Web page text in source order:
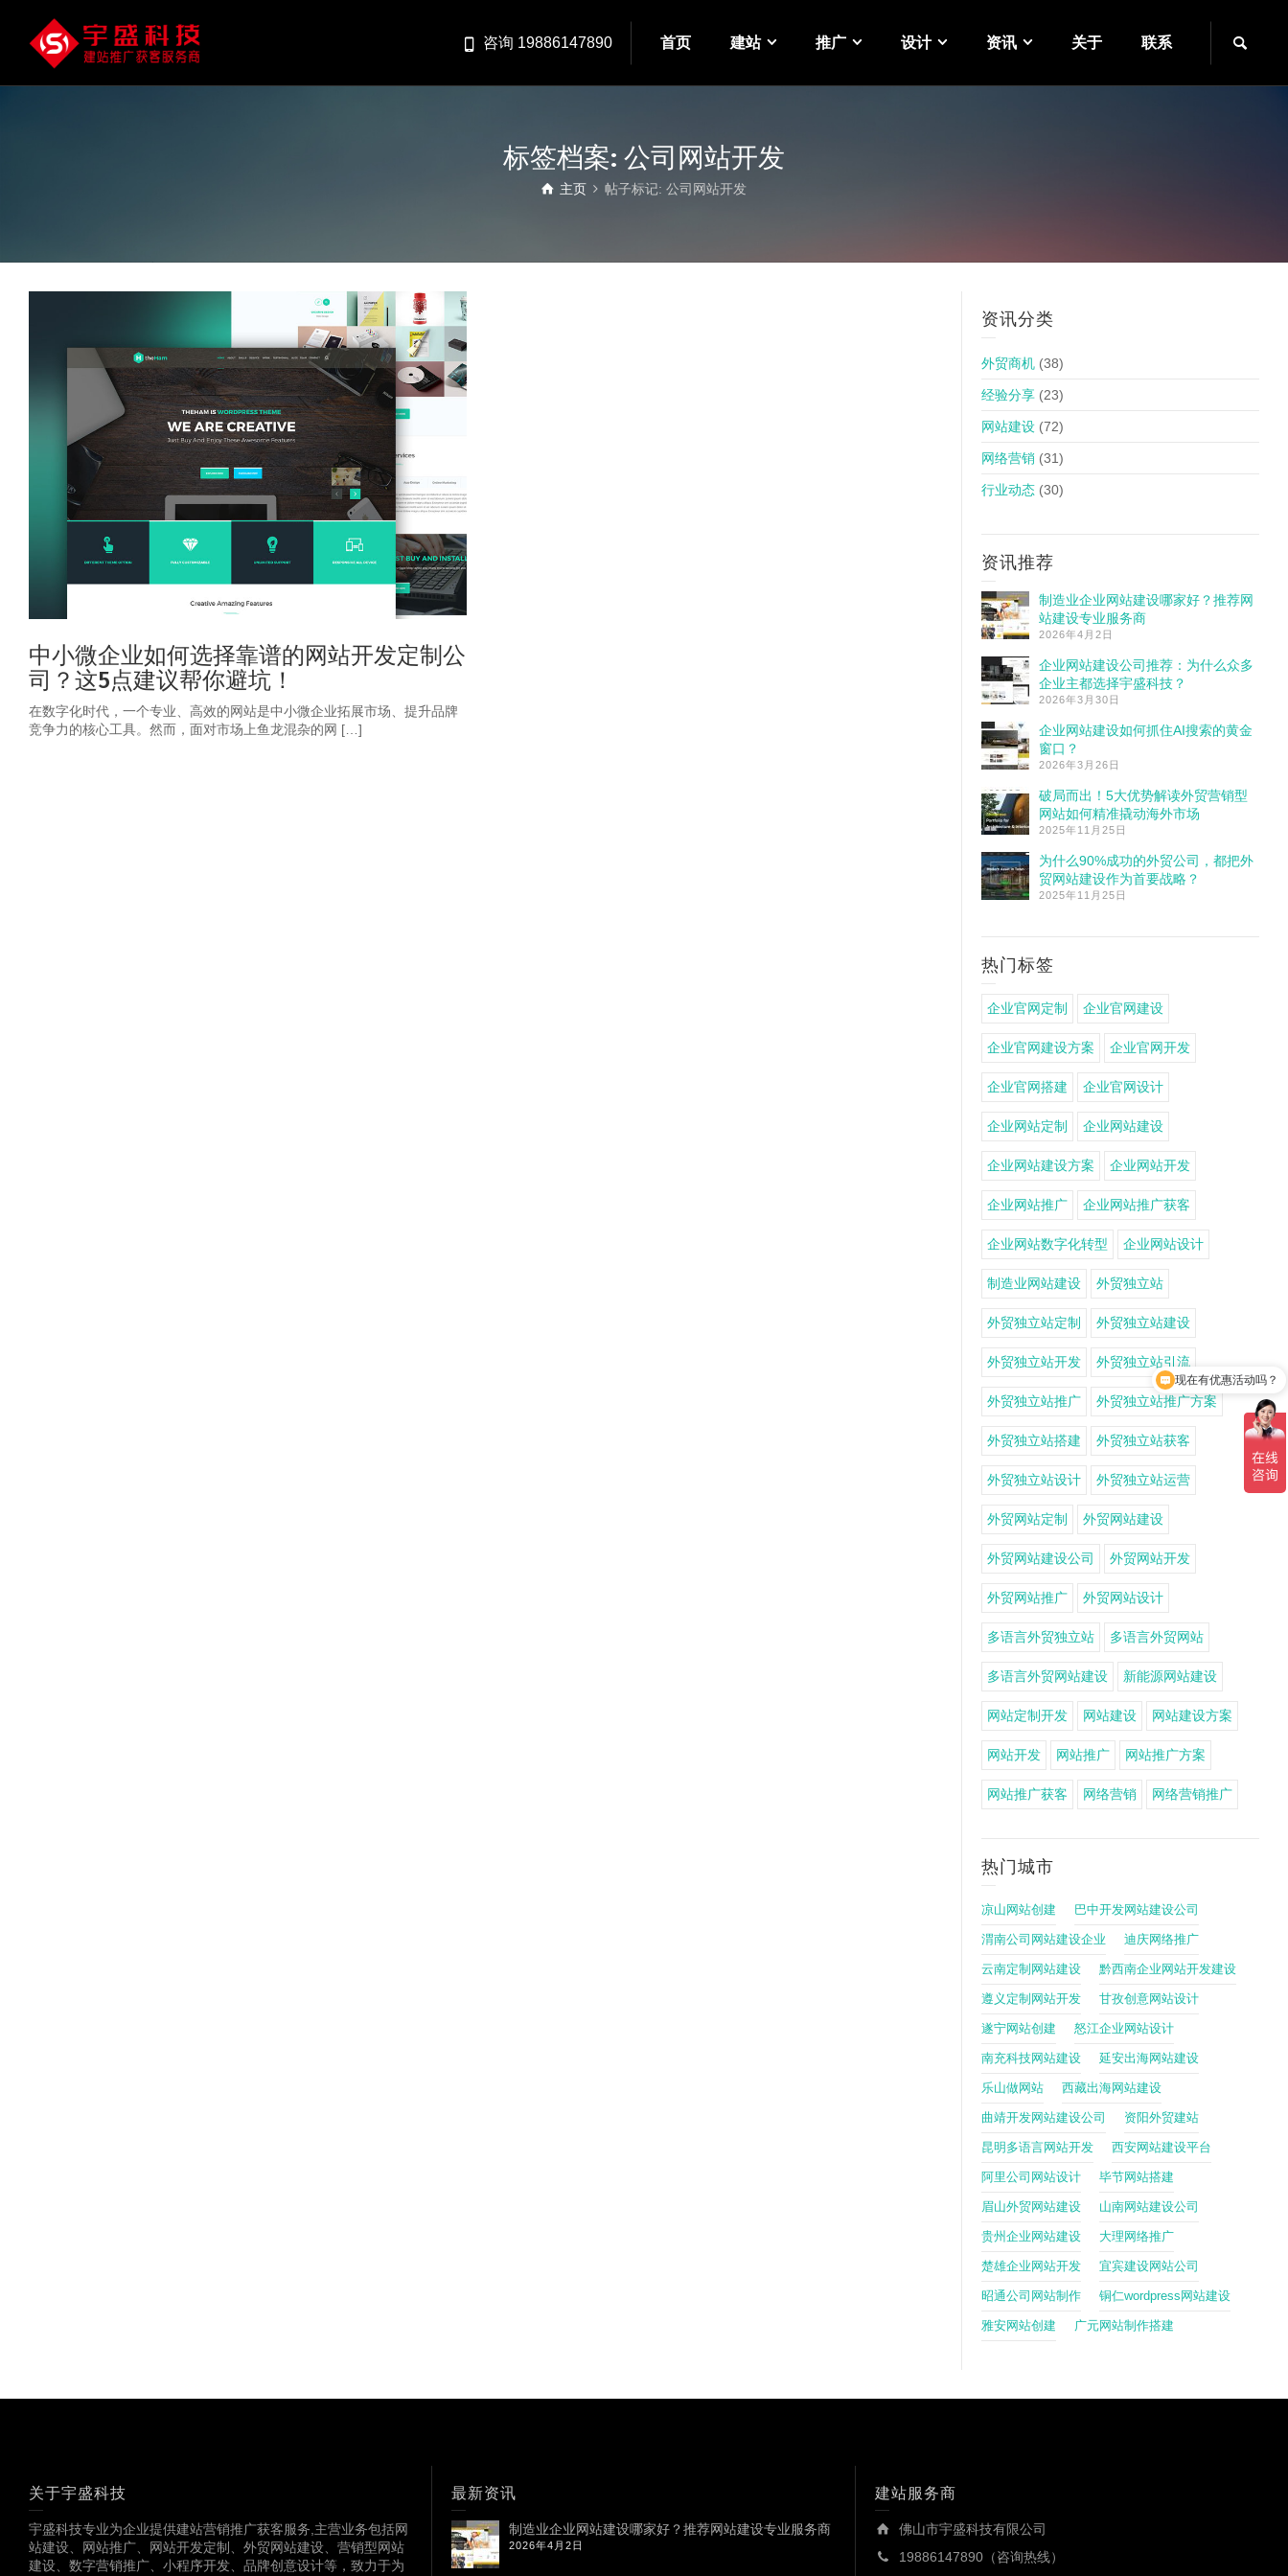
咨询 19886147890 首页 建站 推广 设计 资讯 关于 联系
标签档案: 公司网站开发
主页 帖子标记: 公司网站开发
中小微企业如何选择靠谱的网站开发定制公
司？这5点建议帮你避坑！
在数字化时代，一个专业、高效的网站是中小微企业拓展市场、提升品牌
竞争力的核心工具。然而，面对市场上鱼龙混杂的网 […]
资讯分类
外贸商机 (38)
经验分享 (23)
网站建设 (72)
网络营销 (31)
行业动态 (30)
资讯推荐
制造业企业网站建设哪家好？推荐网
站建设专业服务商
2026年4月2日
企业网站建设公司推荐：为什么众多
企业主都选择宇盛科技？
2026年3月30日
企业网站建设如何抓住AI搜索的黄金
窗口？
2026年3月26日
破局而出！5大优势解读外贸营销型
网站如何精准撬动海外市场
2025年11月25日
为什么90%成功的外贸公司，都把外
贸网站建设作为首要战略？
2025年11月25日
热门标签
企业官网定制 企业官网建设
企业官网建设方案 企业官网开发
企业官网搭建 企业官网设计
企业网站定制 企业网站建设
企业网站建设方案 企业网站开发
企业网站推广 企业网站推广获客
企业网站数字化转型 企业网站设计
制造业网站建设 外贸独立站
外贸独立站定制 外贸独立站建设
外贸独立站开发 外贸独立站引流
外贸独立站推广 外贸独立站推广方案
外贸独立站搭建 外贸独立站获客
外贸独立站设计 外贸独立站运营
外贸网站定制 外贸网站建设
外贸网站建设公司 外贸网站开发
外贸网站推广 外贸网站设计
多语言外贸独立站 多语言外贸网站
多语言外贸网站建设 新能源网站建设
网站定制开发 网站建设 网站建设方案
网站开发 网站推广 网站推广方案
网站推广获客 网络营销 网络营销推广
热门城市
凉山网站创建 巴中开发网站建设公司
渭南公司网站建设企业 迪庆网络推广
云南定制网站建设 黔西南企业网站开发建设
遵义定制网站开发 甘孜创意网站设计
遂宁网站创建 怒江企业网站设计
南充科技网站建设 延安出海网站建设
乐山做网站 西藏出海网站建设
曲靖开发网站建设公司 资阳外贸建站
昆明多语言网站开发 西安网站建设平台
阿里公司网站设计 毕节网站搭建
眉山外贸网站建设 山南网站建设公司
贵州企业网站建设 大理网络推广
楚雄企业网站开发 宜宾建设网站公司
昭通公司网站制作 铜仁wordpress网站建设
雅安网站创建 广元网站制作搭建
关于宇盛科技
宇盛科技专业为企业提供建站营销推广获客服务,主营业务包括网
站建设、网站推广、网站开发定制、外贸网站建设、营销型网站
建设、数字营销推广、小程序开发、品牌创意设计等，致力于为
最新资讯
制造业企业网站建设哪家好？推荐网站建设专业服务商
2026年4月2日
建站服务商
佛山市宇盛科技有限公司
19886147890（咨询热线）
现在有优惠活动吗？